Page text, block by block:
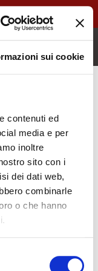
sui cookie
contenuti ed
media e per
inoltre
sito con i
dei dati web,
combinarle
o che hanno
la gamma SWM.